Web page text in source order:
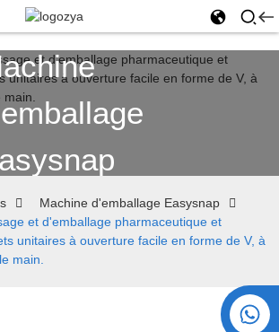
Machine d'emballage Easysnap
et d'emballage pharmaceutique et
unitaires à ouverture facile en forme de V, à
main.